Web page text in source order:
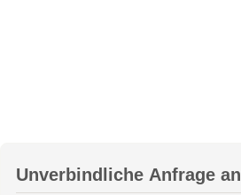
Unverbindliche Anfrage an